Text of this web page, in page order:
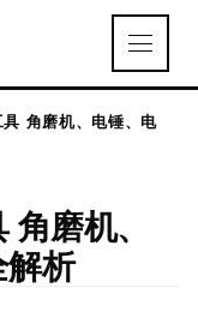
角磨机、电锤、电
磨机、
析